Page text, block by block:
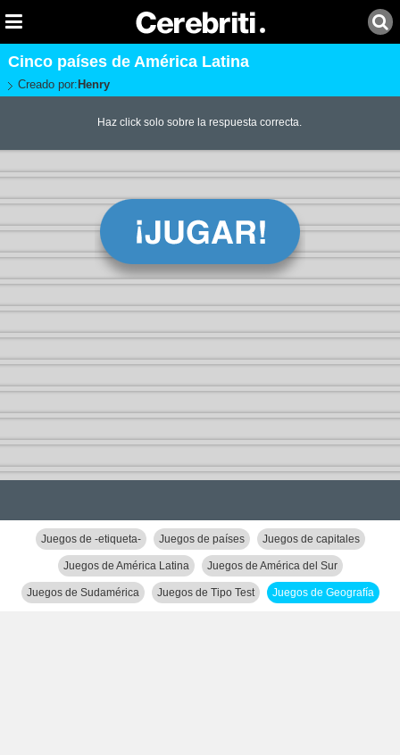
Cinco países de América Latina
Creado por: Henry
Haz click solo sobre la respuesta correcta.
Juegos de -etiqueta- Juegos de países Juegos de capitales
Juegos de América Latina Juegos de América del Sur
Juegos de Sudamérica Juegos de Tipo Test Juegos de Geografía